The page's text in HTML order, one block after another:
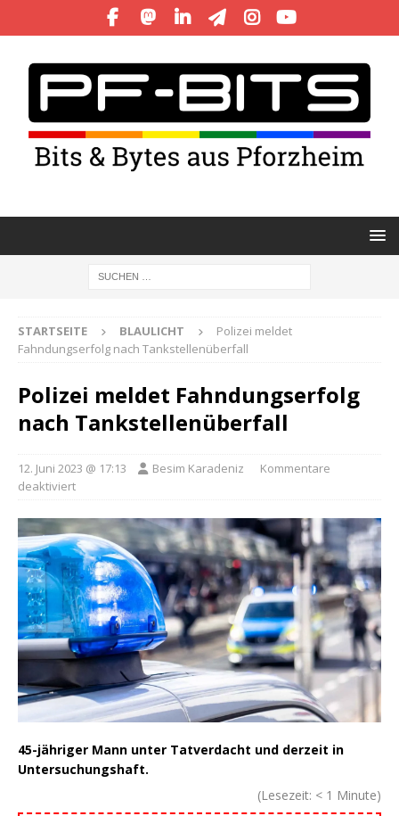
STARTSEITE BLAULICHT
Polizei meldet
Fahndungserfolg nach Tankstellenüberfall
Polizei meldet Fahndungserfolg
nach Tankstellenüberfall
12. Juni 2023 @ 17:13 Besim Karadeniz
Kommentare
deaktiviert
45-jähriger Mann unter Tatverdacht und derzeit in
Untersuchungshaft.
(Lesezeit: < 1 Minute)